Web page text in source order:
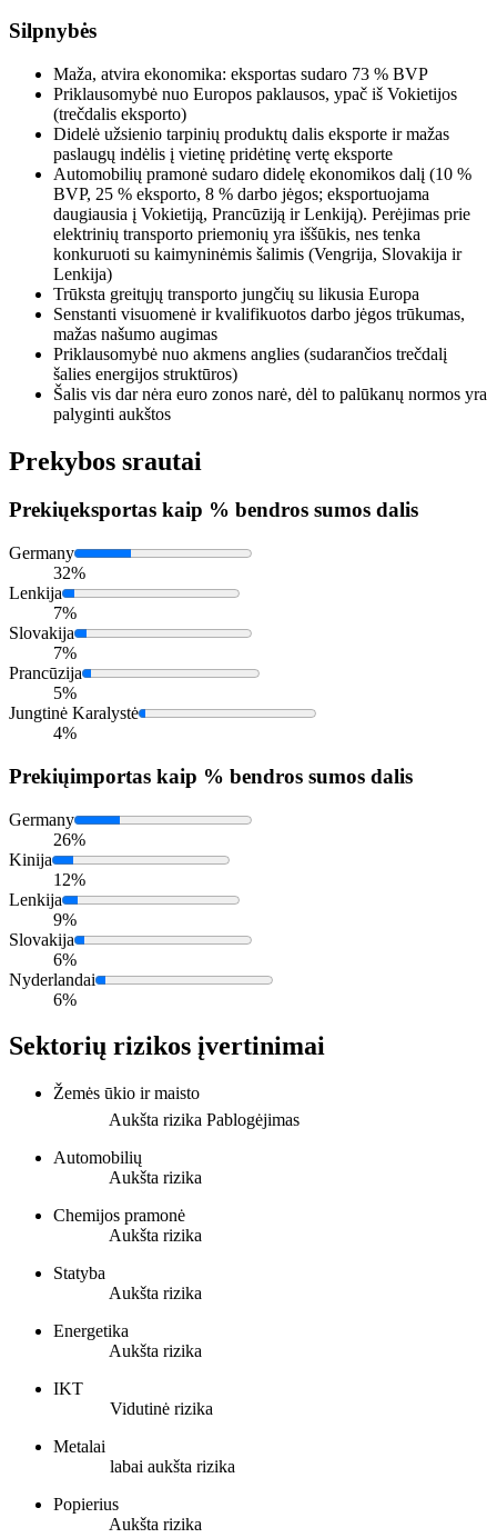
Silpnybės
Maža, atvira ekonomika: eksportas sudaro 73 % BVP
Priklausomybė nuo Europos paklausos, ypač iš Vokietijos
(trečdalis eksporto)
Didelė užsienio tarpinių produktų dalis eksporte ir mažas
paslaugų indėlis į vietinę pridėtinę vertę eksporte
Automobilių pramonė sudaro didelę ekonomikos dalį (10 %
BVP, 25 % eksporto, 8 % darbo jėgos; eksportuojama
daugiausia į Vokietiją, Prancūziją ir Lenkiją). Perėjimas prie
elektrinių transporto priemonių yra iššūkis, nes tenka
konkuruoti su kaimyninėmis šalimis (Vengrija, Slovakija ir
Lenkija)
Trūksta greitųjų transporto jungčių su likusia Europa
Senstanti visuomenė ir kvalifikuotos darbo jėgos trūkumas,
mažas našumo augimas
Priklausomybė nuo akmens anglies (sudarančios trečdalį
šalies energijos struktūros)
Šalis vis dar nėra euro zonos narė, dėl to palūkanų normos yra
palyginti aukštos
Prekybos srautai
Prekiųeksportas kaip % bendros sumos dalis
Germany
32%
Lenkija
7%
Slovakija
7%
Prancūzija
5%
Jungtinė Karalystė
4%
Prekiųimportas kaip % bendros sumos dalis
Germany
26%
Kinija
12%
Lenkija
9%
Slovakija
6%
Nyderlandai
6%
Sektorių rizikos įvertinimai
Žemės ūkio ir maisto
Aukšta rizika Pablogėjimas
Automobilių
Aukšta rizika
Chemijos pramonė
Aukšta rizika
Statyba
Aukšta rizika
Energetika
Aukšta rizika
IKT
Vidutinė rizika
Metalai
labai aukšta rizika
Popierius
Aukšta rizika